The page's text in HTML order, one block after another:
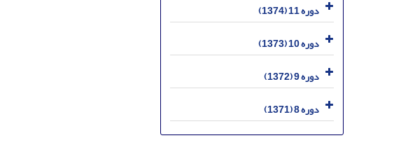
دوره 11 (1374)
دوره 10 (1373)
دوره 9 (1372)
دوره 8 (1371)